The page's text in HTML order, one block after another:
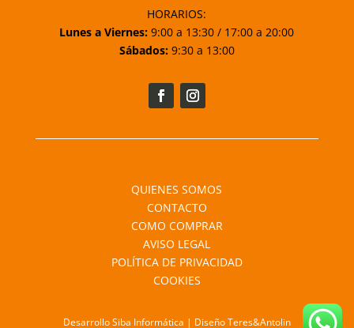
HORARIOS:
Lunes a Viernes: 9:00 a 13:30 / 17:00 a 20:00
Sábados:9:30 a 13:00
QUIENES SOMOS
CONTACTO
COMO COMPRAR
AVISO LEGAL
POLÍTICA DE PRIVACIDAD
COOKIES
Desarrollo Siba Informática | Diseño Teres&Antolin